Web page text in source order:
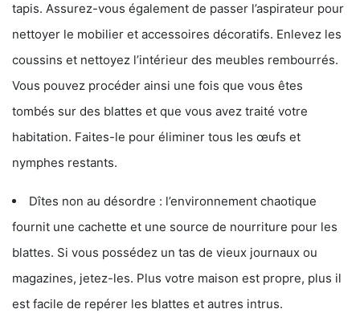
tapis. Assurez-vous également de passer l’aspirateur pour
nettoyer le mobilier et accessoires décoratifs. Enlevez les
coussins et nettoyez l’intérieur des meubles rembourrés.
Vous pouvez procéder ainsi une fois que vous êtes
tombés sur des blattes et que vous avez traité votre
habitation. Faites-le pour éliminer tous les œufs et
nymphes restants.
Dîtes non au désordre : l’environnement chaotique
fournit une cachette et une source de nourriture pour les
blattes. Si vous possédez un tas de vieux journaux ou
magazines, jetez-les. Plus votre maison est propre, plus il
est facile de repérer les blattes et autres intrus.